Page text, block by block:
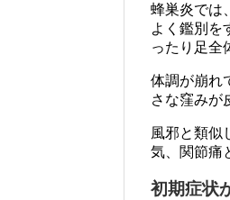
蜂巣炎では
よく鑑別を
ったり足全
体調が崩れ
さな窪みが
風邪と類似
気、関節痛
初期症状